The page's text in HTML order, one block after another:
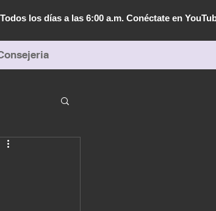
los días a las 6:00 a.m. Conéctate en